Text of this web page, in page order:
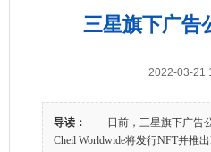
三星旗下广告
2022-03-21
导读：
日前，三星旗下广告
Cheil Worldwide将发行NFT并推